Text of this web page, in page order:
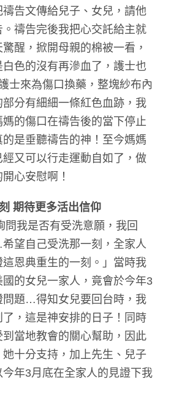
告文傳給兒子、女兒，請他
禱告完後我把心交託給主就
醒，掀開母親的棉被一看，
色的沒有再滲血了，護士也
士來為傷口換藥，整塊紗布內
分有細細一條紅色血跡，我
的傷口在禱告後的當下停止
是垂聽禱告的神！至今媽媽
又可以行走運動自如了，做
心安慰啊！
期待更多活出信仰
問我是否有受洗意願，我回
望自己受洗那一刻，全家人
恩典重生的一刻。」當時我
的女兒一家人，竟會於今年3
問題…得知女兒要回台時，我
，這是神安排的日子！同時
當地教會的關心幫助，因此
十分支持，加上先生、兒子
年3月底在全家人的見證下我